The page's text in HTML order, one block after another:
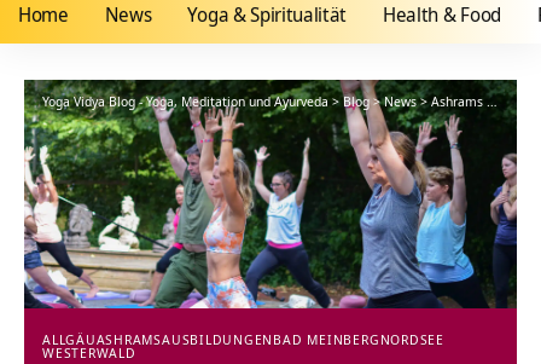
Home News Yoga & Spiritualität Health & Food
Yoga Vidya Blog - Yoga, Meditation und Ayurveda>Blog>News>Ashrams Allgäu
ALLGÄUASHRAMSAUSBILDUNGEN BAD MEINBERG NORDSEE
WESTERWALD